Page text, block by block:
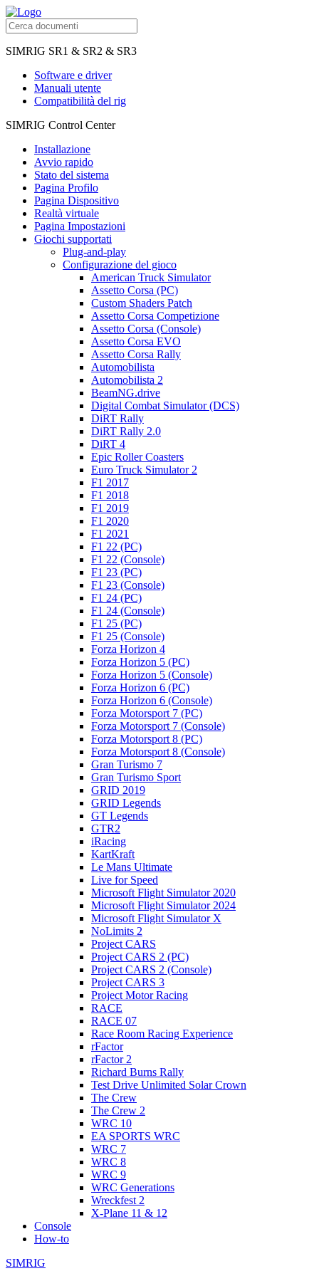
SIMRIG SR1 & SR2 & SR3
Software e driver
Manuali utente
Compatibilità del rig
SIMRIG Control Center
Installazione
Avvio rapido
Stato del sistema
Pagina Profilo
Pagina Dispositivo
Realtà virtuale
Pagina Impostazioni
Giochi supportati
Plug-and-play
Configurazione del gioco
American Truck Simulator
Assetto Corsa (PC)
Custom Shaders Patch
Assetto Corsa Competizione
Assetto Corsa (Console)
Assetto Corsa EVO
Assetto Corsa Rally
Automobilista
Automobilista 2
BeamNG.drive
Digital Combat Simulator (DCS)
DiRT Rally
DiRT Rally 2.0
DiRT 4
Epic Roller Coasters
Euro Truck Simulator 2
F1 2017
F1 2018
F1 2019
F1 2020
F1 2021
F1 22 (PC)
F1 22 (Console)
F1 23 (PC)
F1 23 (Console)
F1 24 (PC)
F1 24 (Console)
F1 25 (PC)
F1 25 (Console)
Forza Horizon 4
Forza Horizon 5 (PC)
Forza Horizon 5 (Console)
Forza Horizon 6 (PC)
Forza Horizon 6 (Console)
Forza Motorsport 7 (PC)
Forza Motorsport 7 (Console)
Forza Motorsport 8 (PC)
Forza Motorsport 8 (Console)
Gran Turismo 7
Gran Turismo Sport
GRID 2019
GRID Legends
GT Legends
GTR2
iRacing
KartKraft
Le Mans Ultimate
Live for Speed
Microsoft Flight Simulator 2020
Microsoft Flight Simulator 2024
Microsoft Flight Simulator X
NoLimits 2
Project CARS
Project CARS 2 (PC)
Project CARS 2 (Console)
Project CARS 3
Project Motor Racing
RACE
RACE 07
Race Room Racing Experience
rFactor
rFactor 2
Richard Burns Rally
Test Drive Unlimited Solar Crown
The Crew
The Crew 2
WRC 10
EA SPORTS WRC
WRC 7
WRC 8
WRC 9
WRC Generations
Wreckfest 2
X-Plane 11 & 12
Console
How-to
SIMRIG